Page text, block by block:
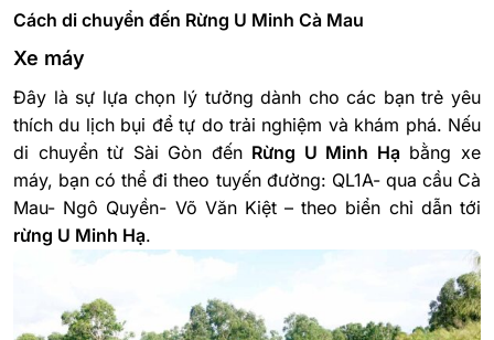
Cách di chuyển đến Rừng U Minh Cà Mau
Xe máy
Đây là sự lựa chọn lý tưởng dành cho các bạn trẻ yêu
thích du lịch bụi để tự do trải nghiệm và khám phá. Nếu
di chuyển từ Sài Gòn đến Rừng U Minh Hạbằng xe
máy, bạn có thể đi theo tuyến đường: QL1A- qua cầu Cà
Mau- Ngô Quyền- Võ Văn Kiệt – theo biển chỉ dẫn tới
rừng U Minh Hạ.